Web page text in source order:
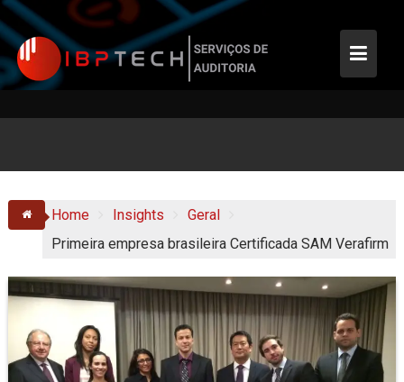
Skip
to
content
Home Insights
Geral
Primeira empresa brasileira Certificada SAM Verafirm